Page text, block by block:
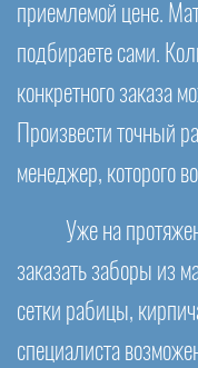
приемлемой цене.
подбираете сами.
конкретного заказа
Произвести точный
менеджер, которого
Уже на
заказать заборы из
сетки рабицы,
специалиста